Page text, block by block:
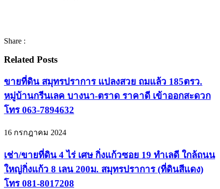
Share :
Related Posts
ขายที่ดิน สมุทรปราการ แปลงสวย ถมแล้ว 185ตรว.
หมู่บ้านกรีนเลค บางนา-ตราด ราคาดี เข้าออกสะดวก
โทร 063-7894632
16 กรกฎาคม 2024
เช่า/ขายที่ดิน 4 ไร่ เศษ กิ่งแก้วซอย 19 ทำเลดี ใกล้ถนน
ใหญ่กิ่งแก้ว 8 เลน 200ม. สมุทรปราการ (ที่ดินสีแดง)
โทร 081-8017208